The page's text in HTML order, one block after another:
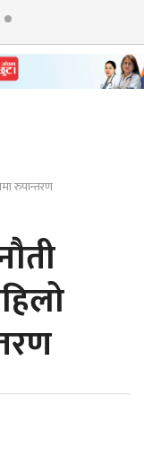
रुपान्तरण